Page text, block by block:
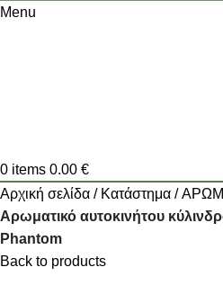
Menu
0 items 0.00 €
Αρχική σελίδα
Κατάστημα
Αρωματικό αυτοκινήτου
Phantom
Back to products